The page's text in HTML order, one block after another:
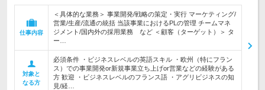
仕事内容
＜具体的な業務＞ 事業開発/戦略の策定・実行 マーケティング/
営業/生産/流通の統括 当該事業におけるPLの管理 チームマネ
ジメント/国内外の採用業務 など ＜顧客（ターゲット）＞ タ
ー…
対象と
なる方
必須条件 ・ビジネスレベルの英語スキル ・欧州（特にフラン
ス）での事業開発or新規事業立ち上げor営業などの経験がある
方 歓迎 ・ビジネスレベルのフランス語 ・アグリビジネスの知
見/経…